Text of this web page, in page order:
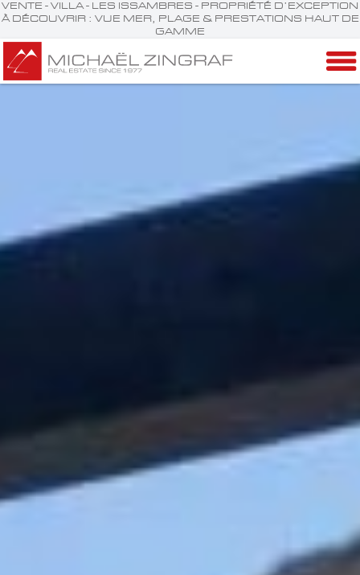
VENTE - VILLA - LES ISSAMBRES - PROPRIÉTÉ D’EXCEPTION
À DÉCOUVRIR : VUE MER, PLAGE & PRESTATIONS HAUT DE
GAMME